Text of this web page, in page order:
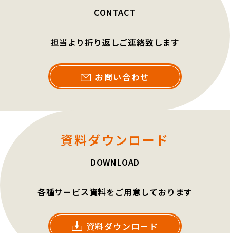
CONTACT
担当より折り返しご連絡致します
お問い合わせ
資料ダウンロード
DOWNLOAD
各種サービス資料をご用意しております
資料ダウンロード